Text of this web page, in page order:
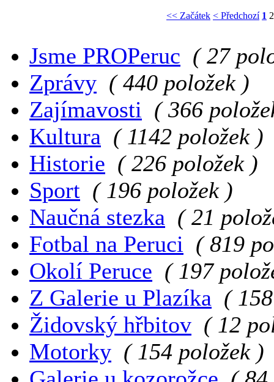
<< Začátek < Předchozí 1 2
Jsme PROPeruc ( 27
Zprávy ( 440 položek )
Zajímavosti ( 366
Kultura ( 1142 položek )
Historie ( 226 položek )
Sport ( 196 položek )
Naučná stezka ( 21
Fotbal na Peruci ( 819
Okolí Peruce ( 197
Z Galerie u Plazíka (
Židovský hřbitov ( 12
Motorky ( 154 položek )